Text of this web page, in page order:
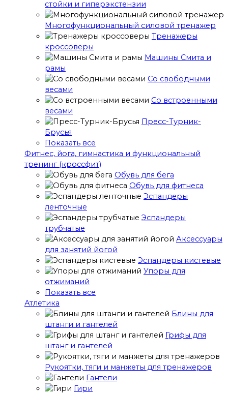
стойки и гиперэкстензии
Многофункциональный силовой тренажер
Тренажеры
кроссоверы
Машины Смита и
рамы
Со свободными
весами
Со встроенными
весами
Пресс-Турник-
Брусья
Показать все
Фитнес, йога, гимнастика и функциональный
тренинг (кроссфит)
Обувь для бега
Обувь для фитнеса
Эспандеры
ленточные
Эспандеры
трубчатые
Аксессуары
для занятий йогой
Эспандеры кистевые
Упоры для
отжиманий
Показать все
Атлетика
Блины для
штанги и гантелей
Грифы для
штанг и гантелей
Рукоятки, тяги и манжеты для тренажеров
Гантели
Гири